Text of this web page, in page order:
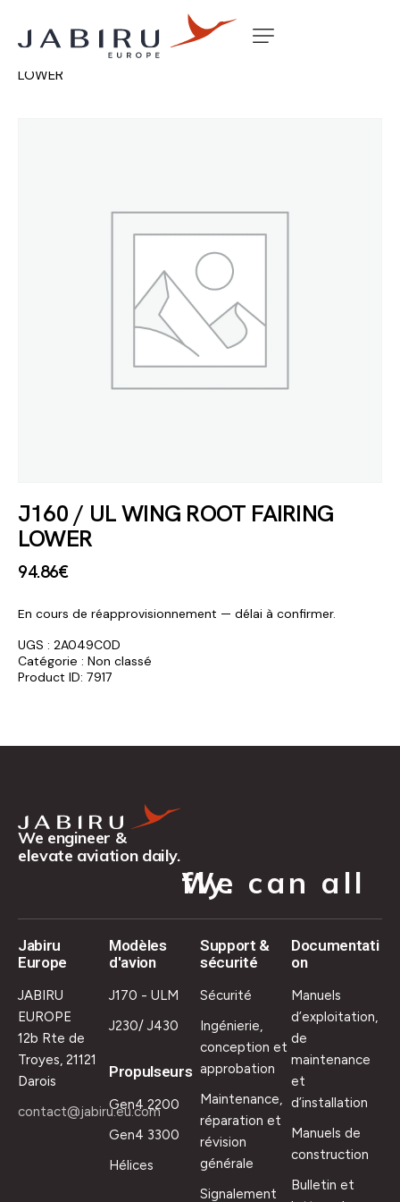
Accueil Non classé
LOWER
J160 / UL WING ROOT FAIRING
LOWER
94.86€
En cours de réapprovisionnement — délai à confirmer.
UGS : 2A049C0D
Catégorie : Non classé
Product ID: 7917
We engineer &
elevate aviation daily.
We can all fly.
Jabiru
Europe
JABIRU
EUROPE
12b Rte de
Troyes, 21121
Darois
contact@jabiru.eu.com
Modèles
d'avion
J170 - ULM
J230/ J430
Propulseurs
Gen4 2200
Gen4 3300
Hélices
Support &
sécurité
Sécurité
Ingénierie,
conception et
approbation
Maintenance,
réparation et
révision
générale
Signalement
Documentati
on
Manuels
d’exploitation,
de
maintenance
et
d’installation
Manuels de
construction
Bulletin et